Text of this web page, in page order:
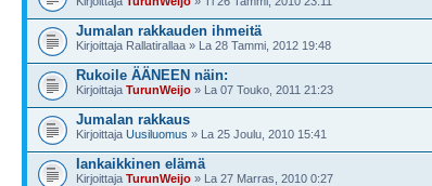
Jumalan rakkauden ihmeitä
Kirjoittaja Rallatirallaa » La 28 Tammi, 2012 19:48
Rukoile ÄÄNEEN näin:
Kirjoittaja TurunWeijo » La 07 Touko, 2011 21:23
Jumalan rakkaus
Kirjoittaja Uusiluomus » La 25 Joulu, 2010 15:41
Iankaikkinen elämä
Kirjoittaja TurunWeijo » La 27 Marras, 2010 0:27